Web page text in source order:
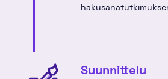
Suunnittelu